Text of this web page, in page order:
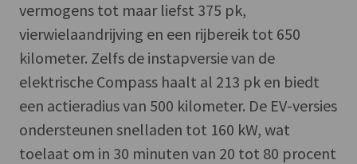
vermogens tot maar liefst 375 pk,
vierwielaandrijving en een rijbereik tot 650
kilometer. Zelfs de instapversie van de
elektrische Compass haalt al 213 pk en biedt
een actieradius van 500 kilometer. De EV-versies
ondersteunen snelladen tot 160 kW, wat
toelaat om in 30 minuten van 20 tot 80 procent